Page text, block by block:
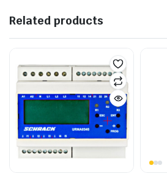
Related products